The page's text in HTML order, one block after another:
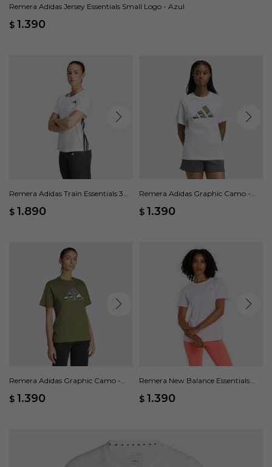
Remera Adidas Jersey Essentials Small Logo - Azul
$ 1.390
Remera Adidas Train Essentials 3
$ 1.890
Remera Adidas Graphic Camo -
$ 1.390
Remera Adidas Graphic Camo -
$ 1.390
Remera New Balance Essentials
$ 1.390